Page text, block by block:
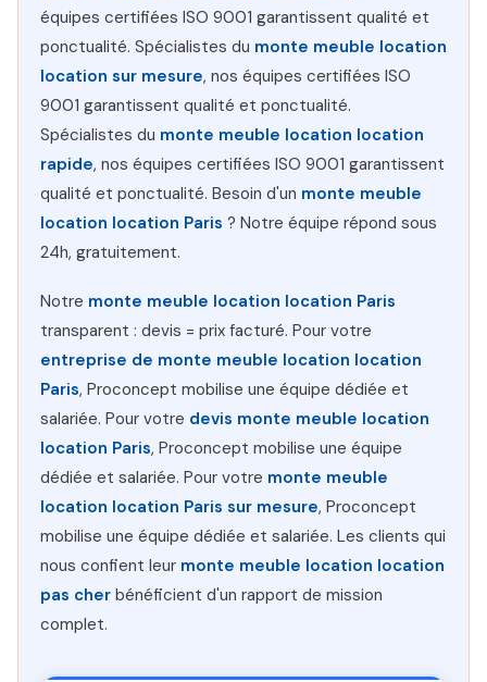
équipes certifiées ISO 9001 garantissent qualité et
ponctualité. Spécialistes du monte meuble location
location sur mesure, nos équipes certifiées ISO
9001 garantissent qualité et ponctualité.
Spécialistes du monte meuble location location
rapide, nos équipes certifiées ISO 9001 garantissent
qualité et ponctualité. Besoin d'un monte meuble
location location Paris ? Notre équipe répond sous
24h, gratuitement.
Notre monte meuble location location Paris
transparent : devis = prix facturé. Pour votre
entreprise de monte meuble location location
Paris, Proconcept mobilise une équipe dédiée et
salariée. Pour votre devis monte meuble location
location Paris, Proconcept mobilise une équipe
dédiée et salariée. Pour votre monte meuble
location location Paris sur mesure, Proconcept
mobilise une équipe dédiée et salariée. Les clients qui
nous confient leur monte meuble location location
pas cher bénéficient d'un rapport de mission
complet.